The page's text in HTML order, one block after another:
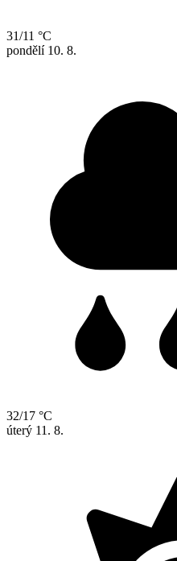
31/11 °C
pondělí 10. 8.
32/17 °C
úterý 11. 8.